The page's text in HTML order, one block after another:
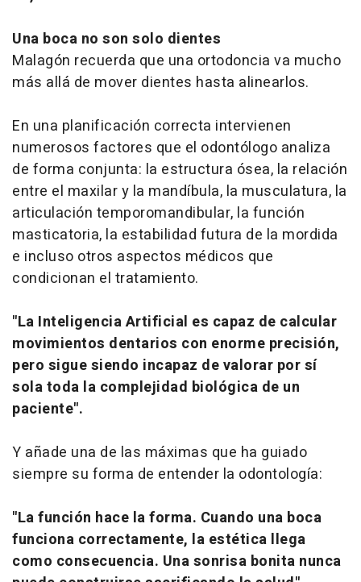
Una boca no son solo dientes
Malagón recuerda que una ortodoncia va mucho
más allá de mover dientes hasta alinearlos.
En una planificación correcta intervienen
numerosos factores que el odontólogo analiza
de forma conjunta: la estructura ósea, la relación
entre el maxilar y la mandíbula, la musculatura, la
articulación temporomandibular, la función
masticatoria, la estabilidad futura de la mordida
e incluso otros aspectos médicos que
condicionan el tratamiento.
"La Inteligencia Artificial es capaz de calcular
movimientos dentarios con enorme precisión,
pero sigue siendo incapaz de valorar por sí
sola toda la complejidad biológica de un
paciente".
Y añade una de las máximas que ha guiado
siempre su forma de entender la odontología:
"La función hace la forma. Cuando una boca
funciona correctamente, la estética llega
como consecuencia. Una sonrisa bonita nunca